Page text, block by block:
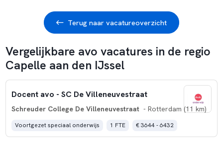
Terug naar vacatureoverzicht
Vergelijkbare avo vacatures in de regio
Capelle aan den IJssel
Docent avo - SC De Villeneuvestraat
Schreuder College De Villeneuvestraat - Rotterdam (11 km)
Voortgezet speciaal onderwijs 1 FTE € 3644 - 6432